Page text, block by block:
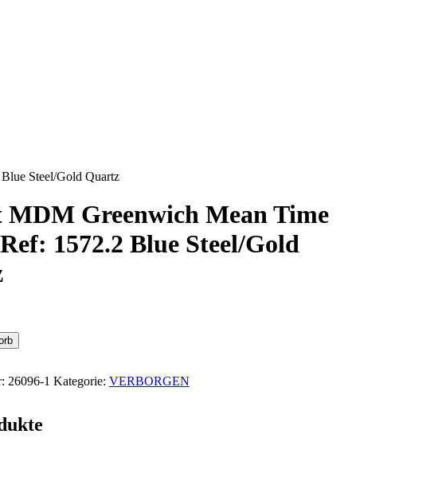
Steel/Gold Quartz
Greenwich Mean Time
1572.2 Blue Steel/Gold
26096-1 Kategorie: VERBORGEN